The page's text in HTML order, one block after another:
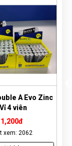
Pin đồng tiền AG13
Lượt xem: 1614